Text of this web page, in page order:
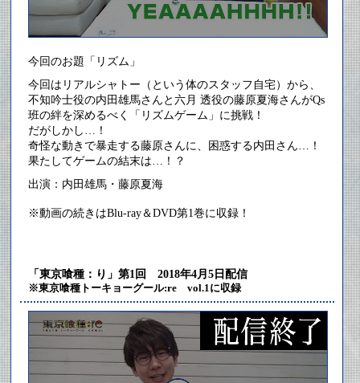
今回のお題「リズム」
今回はリアルシャトー（という体のスタッフ自宅）から、
不知吟士役の内田雄馬さんと六月 透役の藤原夏海さんがQs
班の絆を深めるべく「リズムゲーム」に挑戦！
だがしかし…！
奇怪な動きで暴走する藤原さんに、困惑する内田さん…！
果たしてゲームの結末は…！？
出演：内田雄馬・藤原夏海
※動画の続きはBlu-ray＆DVD第1巻に収録！
「東京喰種：り」第1回 2018年4月5日配信
※東京喰種トーキョーグール:re vol.1に収録